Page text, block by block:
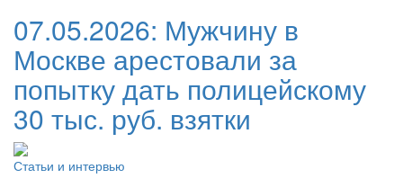
07.05.2026: Мужчину в
Москве арестовали за
попытку дать полицейскому
30 тыс. руб. взятки
Статьи и интервью